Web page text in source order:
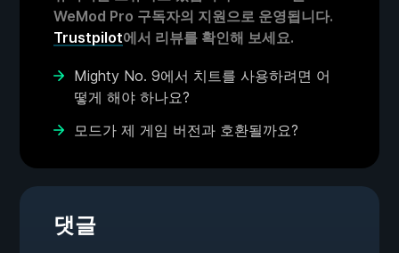
WeMod Pro 구독자의 지원으로 운영됩니다.
Trustpilot에서 리뷰를 확인해 보세요.
Mighty No. 9에서 치트를 사용하려면 어
떻게 해야 하나요?
모드가 제 게임 버전과 호환될까요?
댓글